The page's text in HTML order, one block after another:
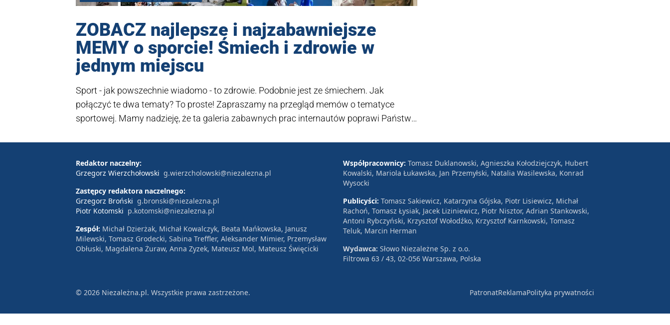
ZOBACZ najlepsze i najzabawniejsze
MEMY o sporcie! Śmiech i zdrowie w
jednym miejscu
Sport - jak powszechnie wiadomo - to zdrowie. Podobnie jest ze śmiechem. Jak
połączyć te dwa tematy? To proste! Zapraszamy na przegląd memów o tematyce
sportowej. Mamy nadzieję, że ta galeria zabawnych prac internautów poprawi Państwu
Redaktor naczelny:
Grzegorz Wierzchołowski g.wierzcholowski@niezalezna.pl
Zastępcy redaktora naczelnego:
Grzegorz Broński g.bronski@niezalezna.pl
Piotr Kotomski p.kotomski@niezalezna.pl
Zespół: Michał Dzierżak, Michał Kowalczyk, Beata Mańkowska, Janusz
Milewski, Tomasz Grodecki, Sabina Treffler, Aleksander Mimier, Przemysław
Obłuski, Magdalena Żuraw, Anna Zyzek, Mateusz Mol, Mateusz Święcicki
Współpracownicy: Tomasz Duklanowski, Agnieszka Kołodziejczyk, Hubert
Kowalski, Mariola Łukawska, Jan Przemyłski, Natalia Wasilewska, Konrad
Wysocki
Publicyści: Tomasz Sakiewicz, Katarzyna Gójska, Piotr Lisiewicz, Michał
Rachoń, Tomasz Łysiak, Jacek Liziniewicz, Piotr Nisztor, Adrian Stankowski,
Antoni Rybczyński, Krzysztof Wołodźko, Krzysztof Karnkowski, Tomasz
Teluk, Marcin Herman
Wydawca: Słowo Niezależne Sp. z o.o.
Filtrowa 63 / 43, 02-056 Warszawa, Polska
© 2026 Niezależna.pl. Wszystkie prawa zastrzeżone. PatronatReklamaPolityka prywatności